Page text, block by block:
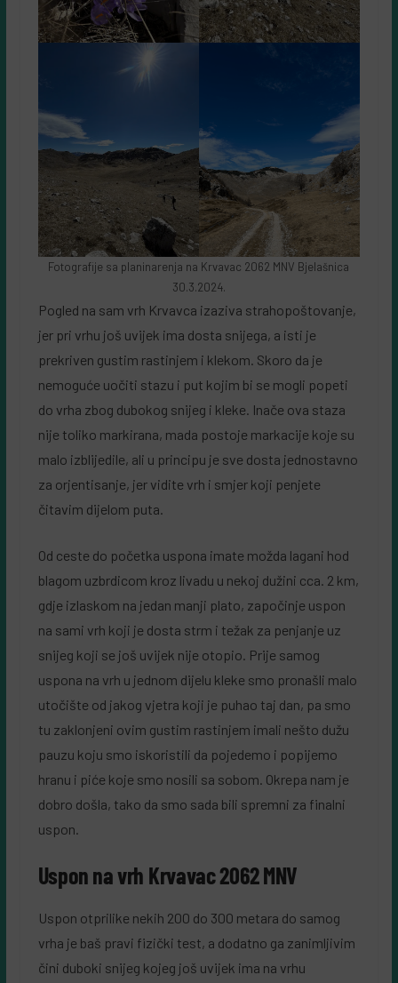
Fotografije sa planinarenja na Krvavac 2062 MNV Bjelašnica
30.3.2024.
Pogled na sam vrh Krvavca izaziva strahopoštovanje,
jer pri vrhu još uvijek ima dosta snijega, a isti je
prekriven gustim rastinjem i klekom. Skoro da je
nemoguće uočiti stazu i put kojim bi se mogli popeti
do vrha zbog dubokog snijeg i kleke. Inače ova staza
nije toliko markirana, mada postoje markacije koje su
malo izblijedile, ali u principu je sve dosta jednostavno
za orjentisanje, jer vidite vrh i smjer koji penjete
čitavim dijelom puta.
Od ceste do početka uspona imate možda lagani hod
blagom uzbrdicom kroz livadu u nekoj dužini cca. 2 km,
gdje izlaskom na jedan manji plato, započinje uspon
na sami vrh koji je dosta strm i težak za penjanje uz
snijeg koji se još uvijek nije otopio. Prije samog
uspona na vrh u jednom dijelu kleke smo pronašli malo
utočište od jakog vjetra koji je puhao taj dan, pa smo
tu zaklonjeni ovim gustim rastinjem imali nešto dužu
pauzu koju smo iskoristili da pojedemo i popijemo
hranu i piće koje smo nosili sa sobom. Okrepa nam je
dobro došla, tako da smo sada bili spremni za finalni
uspon.
Uspon na vrh Krvavac 2062 MNV
Uspon otprilike nekih 200 do 300 metara do samog
vrha je baš pravi fizički test, a dodatno ga zanimljivim
čini duboki snijeg kojeg još uvijek ima na vrhu